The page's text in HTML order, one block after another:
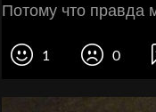
Потому что правда
1 0